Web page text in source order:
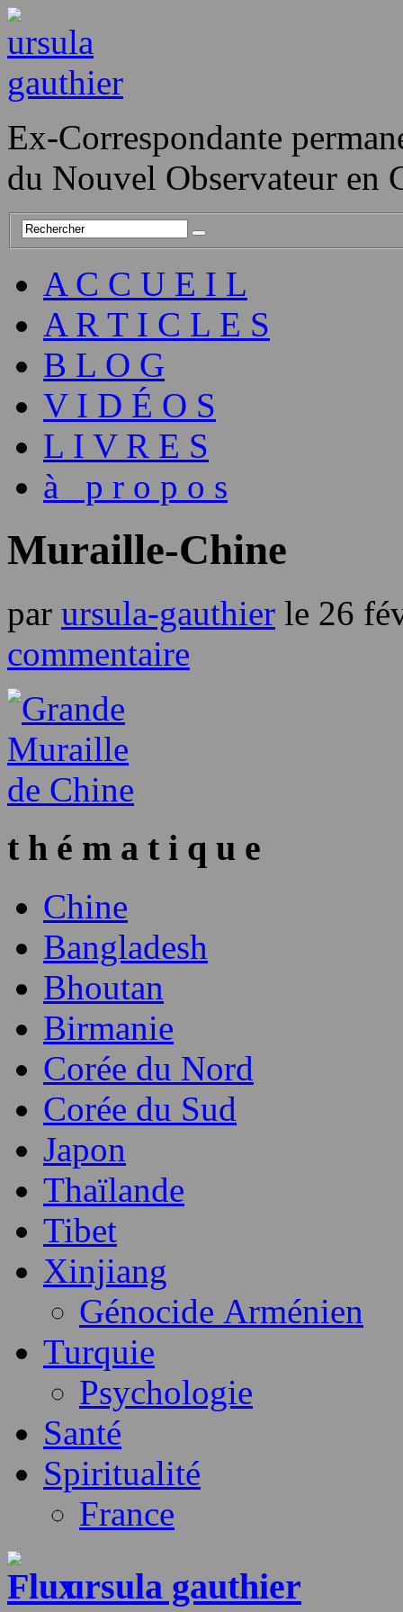
Ex-Correspondante
du Nouvel Observateur en
A C C U E I L
A R T I C L E S
B L O G
V I D É O S
L I V R E S
à p r o p o s
Muraille-Chine
par ursula-gauthier le 26
commentaire
t h é m a t i q u e
Chine
Bangladesh
Bhoutan
Birmanie
Corée du Nord
Corée du Sud
Japon
Thaïlande
Tibet
Xinjiang
Génocide Arménien
Turquie
Psychologie
Santé
Spiritualité
France
ursula gauthier